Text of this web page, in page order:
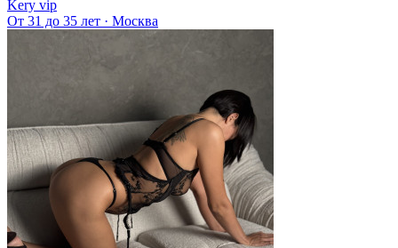
Kery vip
От 31 до 35 лет · Москва